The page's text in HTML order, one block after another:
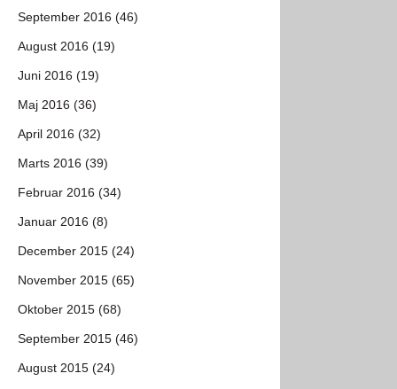
September 2016 (46)
August 2016 (19)
Juni 2016 (19)
Maj 2016 (36)
April 2016 (32)
Marts 2016 (39)
Februar 2016 (34)
Januar 2016 (8)
December 2015 (24)
November 2015 (65)
Oktober 2015 (68)
September 2015 (46)
August 2015 (24)